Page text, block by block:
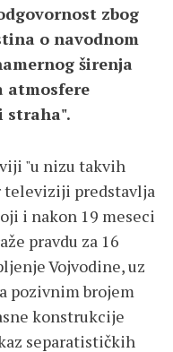
zbog
o navodnom
širenja
atmosfere
straha".
"u nizu takvih
televiziji predstavlja
i nakon 19 meseci
pravdu za 16
Vojvodine, uz
pozivnim brojem
konstrukcije
separatističkih